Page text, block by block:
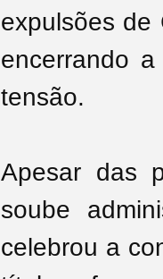
expulsões de
encerrando
tensão.
Apesar das
soube
celebrou a